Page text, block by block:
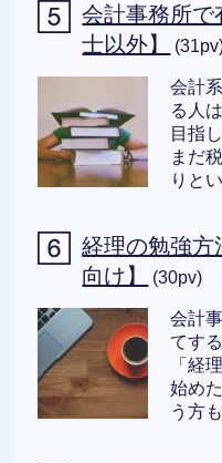
会計事務所で
士以外】
会計
る人
目指
まだ
りと
経理の勉強方
向け】
(30pv)
会計
てす
「経
始め
う方